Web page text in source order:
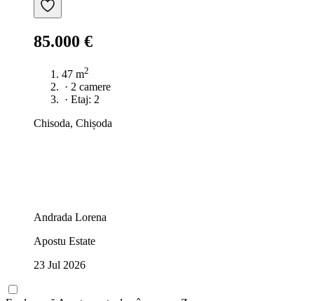
85.000 €
47 m2
· 2 camere
· Etaj: 2
Chisoda, Chișoda
Andrada Lorena
Apostu Estate
23 Jul 2026